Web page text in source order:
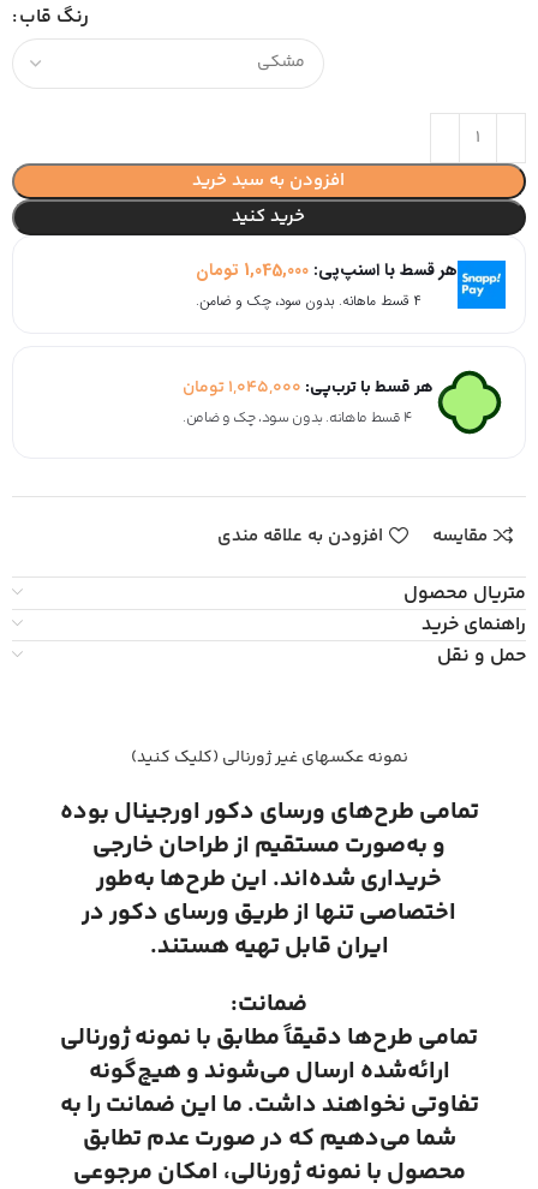
رنگ قاب
افزودن به سبد خرید
خرید کنید
هر قسط با اسنپ‌پی:1,045,000 تومان
۴ قسط ماهانه. بدون سود، چک و ضامن.
هر قسط با ترب‌پی: 1,045,000تومان
۴ قسط ماهانه. بدون سود، چک و ضامن.
مقایسه افزودن به علاقه مندی
متریال محصول
راهنمای خرید
حمل و نقل
نمونه عکسهای غیر ژورنالی (کلیک کنید)
تمامی طرح‌های ورسای دکور اورجینال بوده
و به‌صورت مستقیم از طراحان خارجی
خریداری شده‌اند. این طرح‌ها به‌طور
اختصاصی تنها از طریق ورسای دکور در
ایران قابل تهیه هستند.
ضمانت:
تمامی طرح‌ها دقیقاً مطابق با نمونه ژورنالی
ارائه‌شده ارسال می‌شوند و هیچ‌گونه
تفاوتی نخواهند داشت. ما این ضمانت را به
شما می‌دهیم که در صورت عدم تطابق
محصول با نمونه ژورنالی، امکان مرجوعی